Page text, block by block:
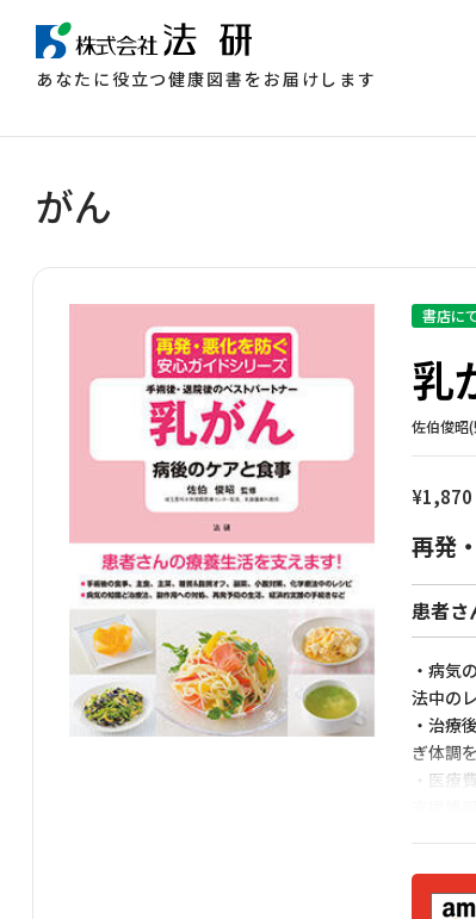
あなたに役立つ健康図書をお届けします
がん
書店に
乳
佐伯俊昭
¥1,870
再発
患者さ
・病気
法中の
・治療
ぎ体調
・医
支援